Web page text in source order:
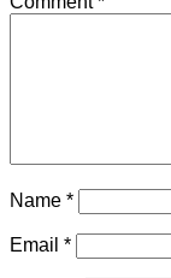
Name *
Email *